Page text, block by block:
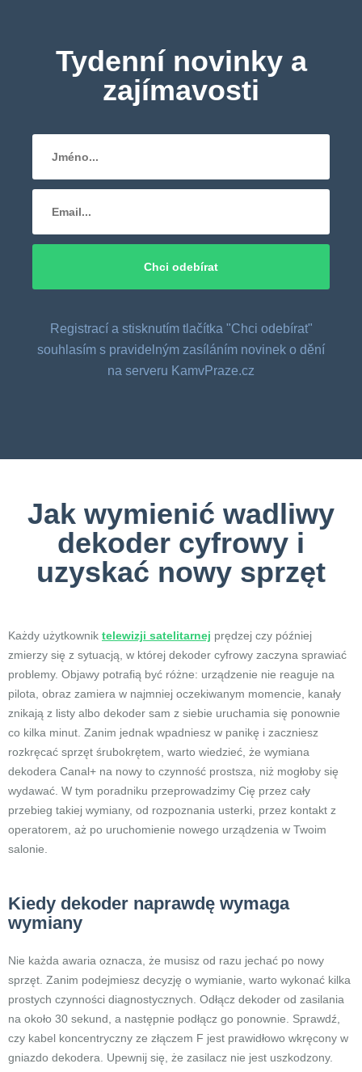
Tydenní novinky a
zajímavosti
Registrací a stisknutím tlačítka "Chci odebírat"
souhlasím s pravidelným zasíláním novinek o dění
na serveru KamvPraze.cz
Jak wymienić wadliwy
dekoder cyfrowy i
uzyskać nowy sprzęt
Każdy użytkownik telewizji satelitarnej prędzej czy później
zmierzy się z sytuacją, w której dekoder cyfrowy zaczyna sprawiać
problemy. Objawy potrafią być różne: urządzenie nie reaguje na
pilota, obraz zamiera w najmniej oczekiwanym momencie, kanały
znikają z listy albo dekoder sam z siebie uruchamia się ponownie
co kilka minut. Zanim jednak wpadniesz w panikę i zaczniesz
rozkręcać sprzęt śrubokrętem, warto wiedzieć, że wymiana
dekodera Canal+ na nowy to czynność prostsza, niż mogłoby się
wydawać. W tym poradniku przeprowadzimy Cię przez cały
przebieg takiej wymiany, od rozpoznania usterki, przez kontakt z
operatorem, aż po uruchomienie nowego urządzenia w Twoim
salonie.
Kiedy dekoder naprawdę wymaga
wymiany
Nie każda awaria oznacza, że musisz od razu jechać po nowy
sprzęt. Zanim podejmiesz decyzję o wymianie, warto wykonać kilka
prostych czynności diagnostycznych. Odłącz dekoder od zasilania
na około 30 sekund, a następnie podłącz go ponownie. Sprawdź,
czy kabel koncentryczny ze złączem F jest prawidłowo wkręcony w
gniazdo dekodera. Upewnij się, że zasilacz nie jest uszkodzony.